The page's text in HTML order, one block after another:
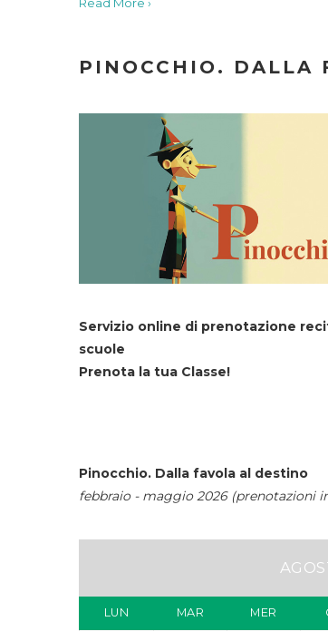
PINOCCHIO. DALLA
Servizio online di prenotazione
scuole
Prenota la tua Classe!
Pinocchio. Dalla favola al destino
febbraio - maggio 2026 (prenotazioni
LUN MAR MER